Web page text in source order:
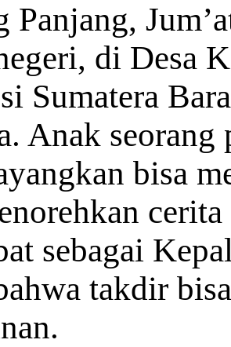
Panjang,
di Desa
Sumatera
Anak
bisa
sebagai
takdir